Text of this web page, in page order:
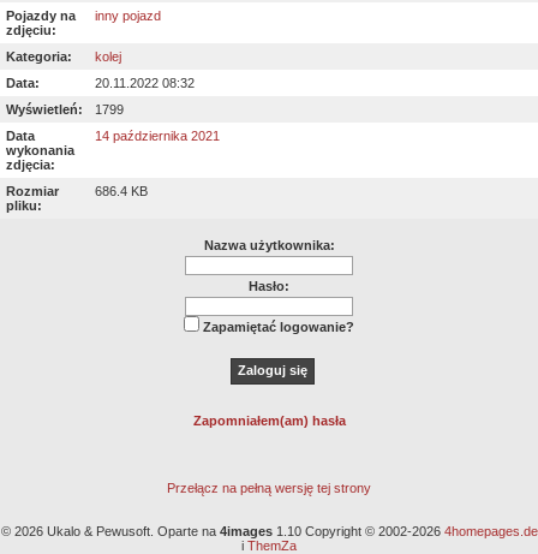
Pojazdy na
zdjęciu:
inny pojazd
Kategoria:
kolej
Data:
20.11.2022 08:32
Wyświetleń:
1799
Data
wykonania
zdjęcia:
14 października 2021
Rozmiar
pliku:
686.4 KB
Nazwa użytkownika:
Hasło:
Zapamiętać logowanie?
Zapomniałem(am) hasła
Przełącz na pełną wersję tej strony
© 2026 Ukalo & Pewusoft. Oparte na 4images1.10 Copyright © 2002-2026 4homepages.de
i ThemZa